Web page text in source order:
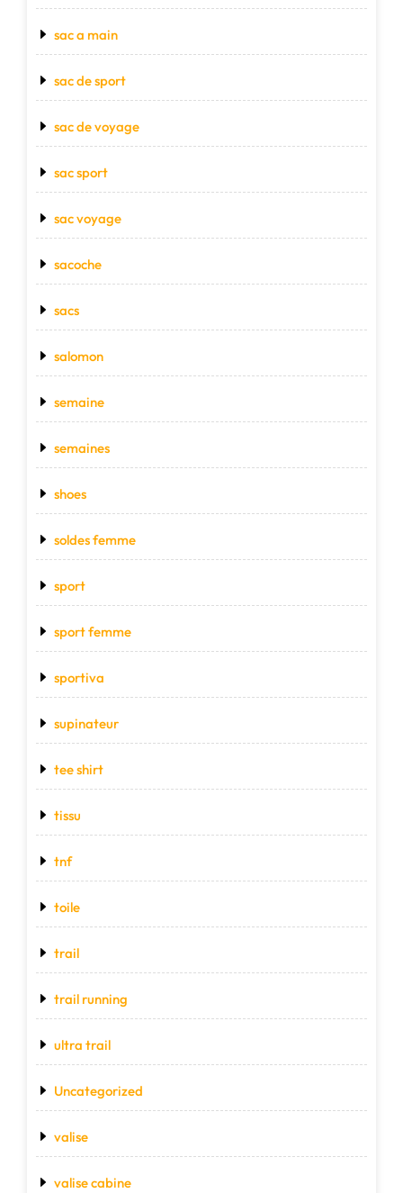
sac a main
sac de sport
sac de voyage
sac sport
sac voyage
sacoche
sacs
salomon
semaine
semaines
shoes
soldes femme
sport
sport femme
sportiva
supinateur
tee shirt
tissu
tnf
toile
trail
trail running
ultra trail
Uncategorized
valise
valise cabine